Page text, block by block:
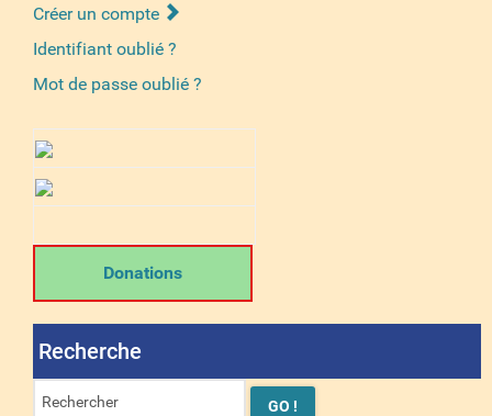
Créer un compte
Identifiant oublié ?
Mot de passe oublié ?
Donations
Recherche